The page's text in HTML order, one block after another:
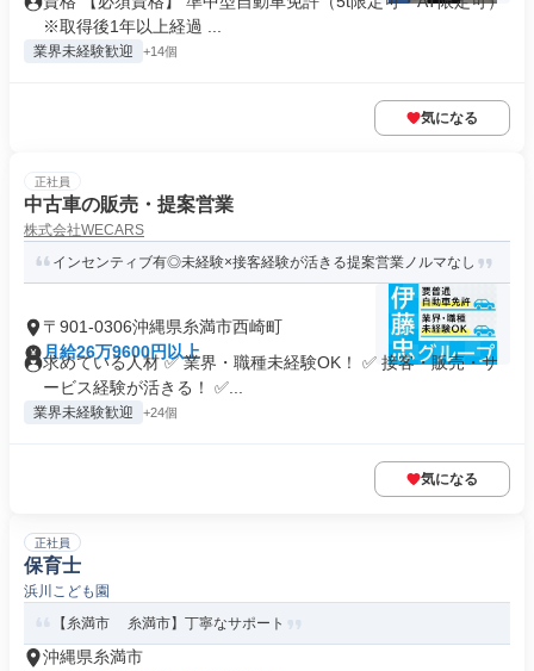
※取得後1年以上経過 ...
業界未経験歓迎 +14個
気になる
正社員
中古車の販売・提案営業
株式会社WECARS
インセンティブ有◎未経験×接客経験が活きる提案営業ノルマなし
〒901-0306沖縄県糸満市西崎町
月給26万9600円以上
求めている人材 ✅ 業界・職種未経験OK！ ✅ 接客・販売・サ
ービス経験が活きる！ ✅...
業界未経験歓迎 +24個
気になる
正社員
保育士
浜川こども園
【糸満市 糸満市】丁寧なサポート
沖縄県糸満市